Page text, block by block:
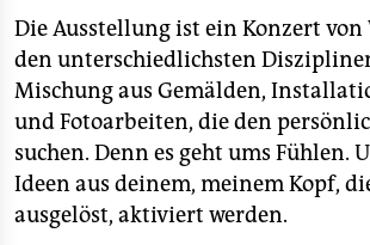
Die Ausstellung ist ein Konzert von
den unterschiedlichsten
Mischung aus Gemälden,
und Fotoarbeiten, die den
suchen. Denn es geht ums Fühlen.
Ideen aus deinem, meinem Kopf,
ausgelöst, aktiviert werden.